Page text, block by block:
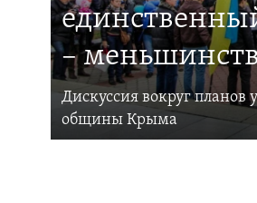
–
Дискуссия вокруг
общины Крыма